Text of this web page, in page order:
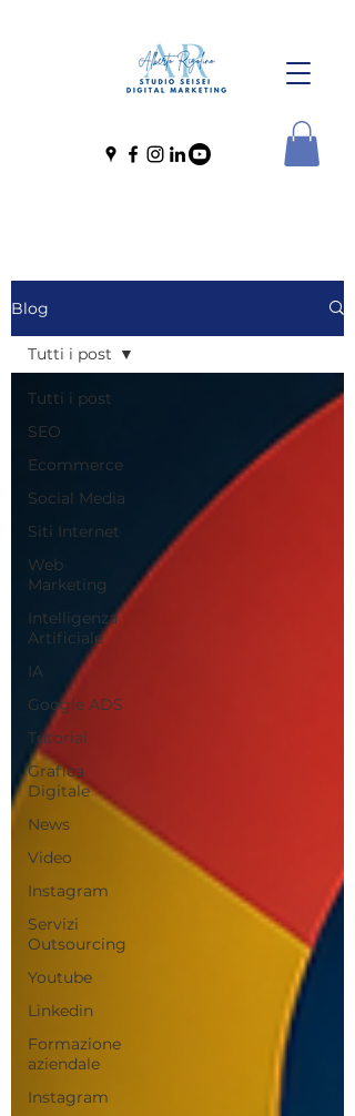
Blog
Tutti i post
SEO
Ecommerce
Social Media
Siti Internet
Web
Marketing
Intelligenza
Artificiale
IA
Google ADS
Tutorial
Grafica
Digitale
News
Video
Instagram
Servizi
Outsourcing
Youtube
Linkedin
Formazione
aziendale
Instagram
Tutti i post